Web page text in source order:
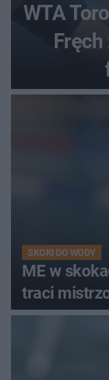
WTA
Fręch
SKOKI DO WODY
ME w
traci